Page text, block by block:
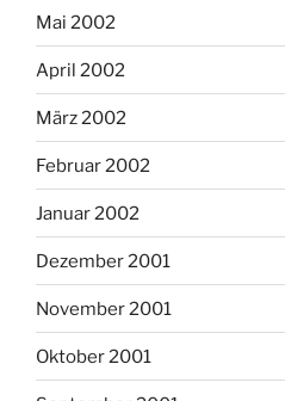
Mai 2002
April 2002
März 2002
Februar 2002
Januar 2002
Dezember 2001
November 2001
Oktober 2001